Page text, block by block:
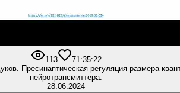
113 71:35:22
Пресинаптическая регуляция размера
нейротрансмиттера.
28.06.2024